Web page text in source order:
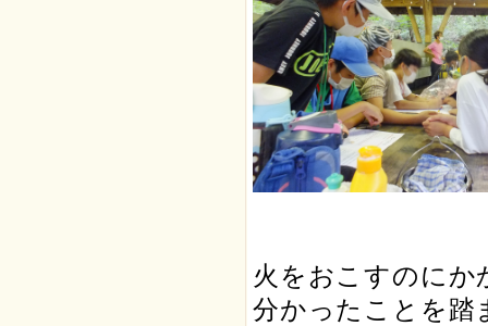
火をおこすのにか
分かったことを踏